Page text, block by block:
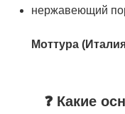
нержавеющий
Моттура
❓ Какие